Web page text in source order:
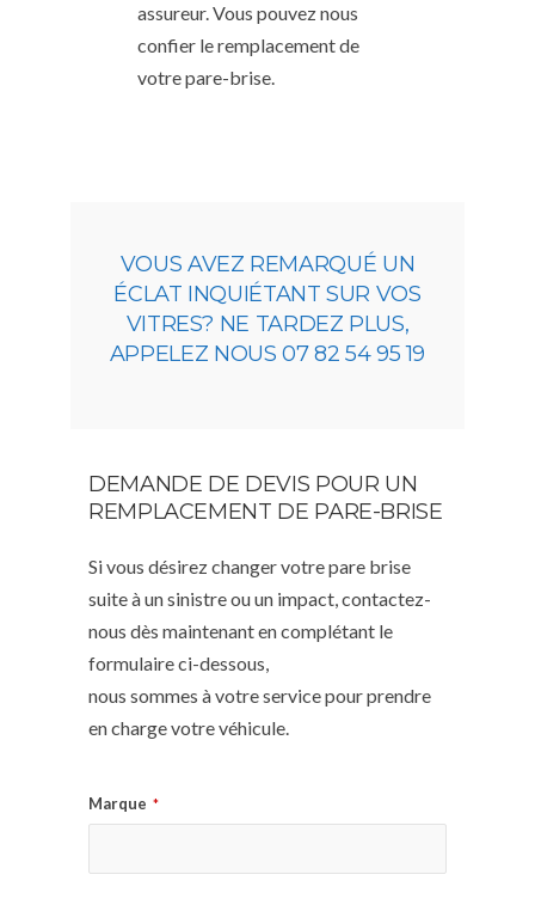
assureur. Vous pouvez nous
confier le remplacement de
votre pare-brise.
VOUS AVEZ REMARQUÉ UN
ÉCLAT INQUIÉTANT SUR VOS
VITRES? NE TARDEZ PLUS,
APPELEZ NOUS 07 82 54 95 19
DEMANDE DE DEVIS POUR UN
REMPLACEMENT DE PARE-BRISE
Si vous désirez changer votre pare brise
suite à un sinistre ou un impact, contactez-
nous dès maintenant en complétant le
formulaire ci-dessous,
nous sommes à votre service pour prendre
en charge votre véhicule.
Marque *